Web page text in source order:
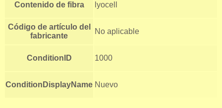
Contenido de fibra lyocell
Código de artículo del
fabricante
No aplicable
ConditionID 1000
ConditionDisplayName Nuevo